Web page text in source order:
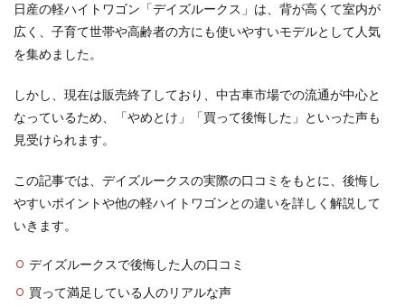
日産の軽ハイトワゴン「デイズルークス」は、背が高くて室内が
広く、子育て世帯や高齢者の方にも使いやすいモデルとして人気
を集めました。
しかし、現在は販売終了しており、中古車市場での流通が中心と
なっているため、「やめとけ」「買って後悔した」といった声も
見受けられます。
この記事では、デイズルークスの実際の口コミをもとに、後悔し
やすいポイントや他の軽ハイトワゴンとの違いを詳しく解説して
いきます。
デイズルークスで後悔した人の口コミ
買って満足している人のリアルな声